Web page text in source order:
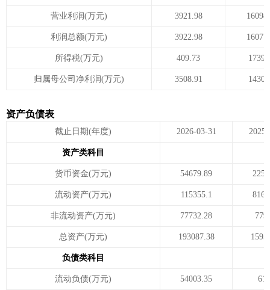
营业利润(万元) 3921.98
利润总额(万元) 3922.98
所得税(万元) 409.73
归属母公司净利润(万元) 3508.91
资产负债表
截止日期(年度) 2026-03-31
资产类科目
货币资金(万元) 54679.89
流动资产(万元) 115355.1
非流动资产(万元) 77732.28
总资产(万元) 193087.38
负债类科目
流动负债(万元) 54003.35